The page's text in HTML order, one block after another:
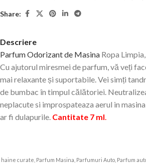
Share:
Descriere
Parfum Odorizant de Masina Ropa
Cu ajutorul miresmei de parfum, vă veți
mai relaxante și suportabile.Vei simți
de bumbac în timpul călătoriei.
neplacute si improspateaza aerul in
ar fi dulapurile. Cantitate 7 ml.
haine curate, Parfum Masina, Parfumuri Auto, Parfum